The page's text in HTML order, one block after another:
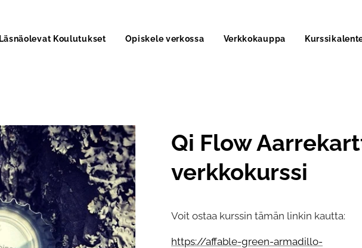
Läsnäolevat Koulutukset Opiskele verkossa Verkkokauppa
Qi Flow
verkkokurssi
Voit ostaa kurssin tämän linkin kautta:
https://affable-green-armadillo-